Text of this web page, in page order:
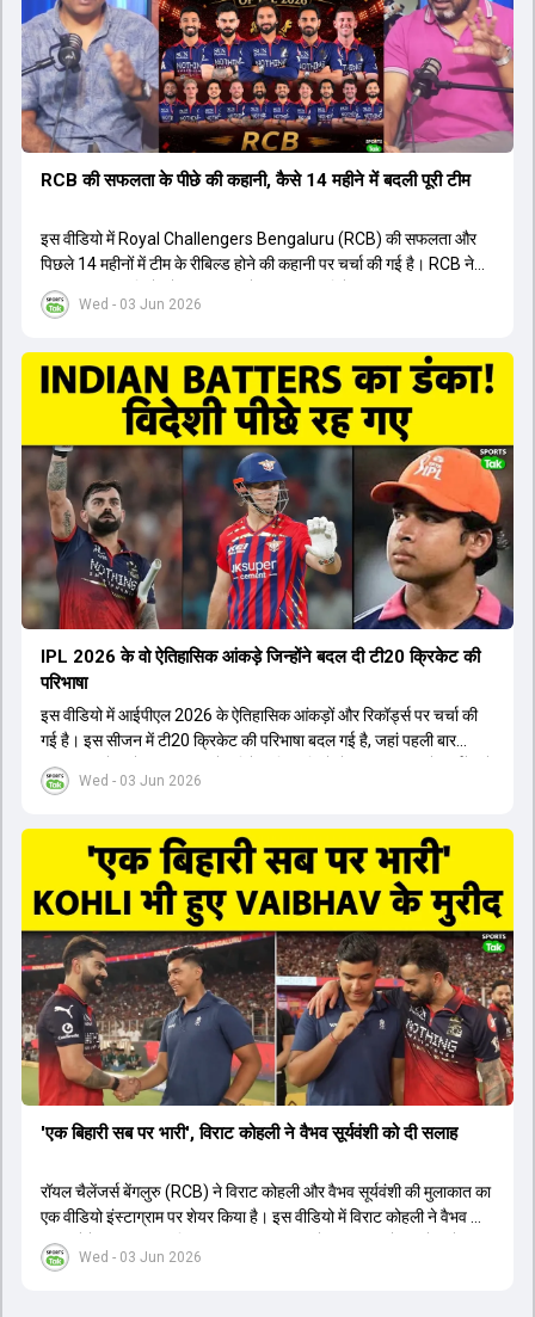
थी। शानदार प्रदर्शन के बाद इस युवा खिलाड़ी को श्रीलंका में होने वाली
त्रिकोणीय सीरीज के लिए इंडिया ए टीम में भी शामिल कर लिया गया है।
Wed - 03 Jun 2026
RCB की सफलता के पीछे की कहानी, कैसे 14 महीने में बदली पूरी टीम
इस वीडियो में Royal Challengers Bengaluru (RCB) की सफलता और
पिछले 14 महीनों में टीम के रीबिल्ड होने की कहानी पर चर्चा की गई है। RCB ने
अपनी पुरानी गलतियों को स्वीकार करते हुए एक नया रिसेट बटन दबाया। टीम
मैनेजमेंट में Mo Bobat, Andy Flower, Dinesh Karthik और एनालिस्ट
के तहत Bhuvneshwar Kumar, Krunal Pandya और Rasikh Salam
जैसे भारतीय खिलाड़ियों को टीम में शामिल किया गया, जिन्होंने शानदार प्रदर्शन
किया। इसके अलावा, Virat Kohli की भूमिका में भी बदलाव देखा गया, जहां वह
अब टीम के युवा खिलाड़ियों के साथ ज्यादा जुड़े हुए नजर आते हैं। कप्तान Rajat
Patidar के नेतृत्व में टीम का कम्युनिकेशन बहुत स्पष्ट रहा है। एनालिस्ट से लेकर
मैनेजमेंट तक, सभी एक ही पेज पर रहते हैं, जिससे मैदान पर कोई कंफ्यूजन नहीं
होता। यही कारण है कि RCB ने लगातार सफलता हासिल की है।
Wed - 03 Jun 2026
IPL 2026 के वो ऐतिहासिक आंकड़े जिन्होंने बदल दी टी20 क्रिकेट की
परिभाषा
इस वीडियो में आईपीएल 2026 के ऐतिहासिक आंकड़ों और रिकॉर्ड्स पर चर्चा की
गई है। इस सीजन में टी20 क्रिकेट की परिभाषा बदल गई है, जहां पहली बार
भारतीय बल्लेबाजों का स्ट्राइक रेट विदेशी खिलाड़ियों से ज्यादा रहा। पूरे टूर्नामेंट में
1426 छक्के लगे और 65 बार टीमों ने 200 से ज्यादा का स्कोर बनाया, जो एक
स्ट्राइक रेट के साथ मोस्ट वैल्युएबल प्लेयर का खिताब जीता। इसके अलावा पंजाब
और बेंगलुरु के प्रदर्शन के साथ-साथ लक्ष्य का पीछा करने वाली टीमों की सफलता
के आंकड़ों का भी विश्लेषण किया गया है।
Wed - 03 Jun 2026
'एक बिहारी सब पर भारी', विराट कोहली ने वैभव सूर्यवंशी को दी सलाह
रॉयल चैलेंजर्स बेंगलुरु (RCB) ने विराट कोहली और वैभव सूर्यवंशी की मुलाकात का
एक वीडियो इंस्टाग्राम पर शेयर किया है। इस वीडियो में विराट कोहली ने वैभव को
सलाह देते हुए कहा, 'एक बिहारी सब पर भारी। बस गेम खत्म।' कोहली ने उन्हें खुद
पर विश्वास रखने और नकारात्मक बातों पर ध्यान न देने की सलाह दी। आईपीएल